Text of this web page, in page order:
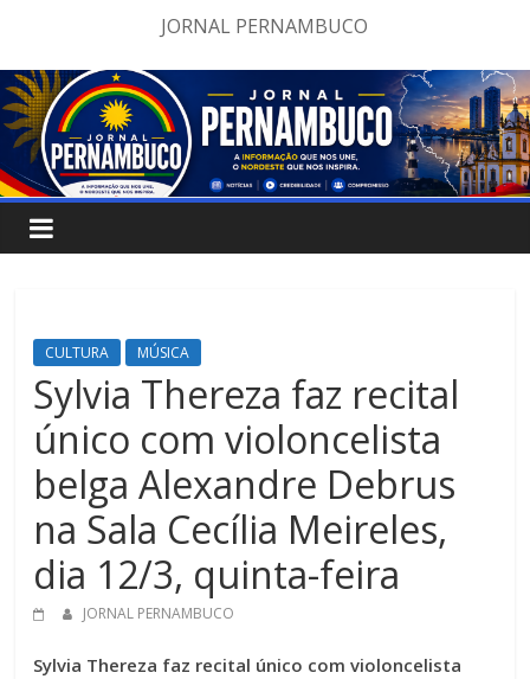
o
conteúdo
JORNAL PERNAMBUCO
CULTURA MÚSICA
Sylvia Thereza faz recital
único com violoncelista
belga Alexandre Debrus
na Sala Cecília Meireles,
dia 12/3, quinta-feira
JORNAL PERNAMBUCO
Sylvia Thereza faz recital único com violoncelista